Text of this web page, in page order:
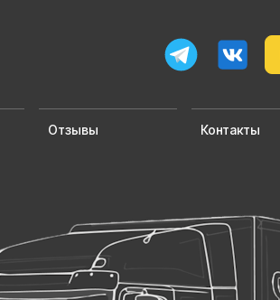
Отзывы Контакты